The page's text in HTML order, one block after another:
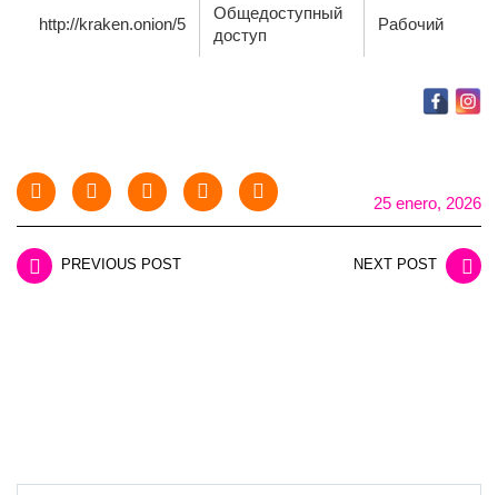
http://kraken.onion/5
Общедоступный
доступ
Рабочий
25 enero, 2026
PREVIOUS POST NEXT POST